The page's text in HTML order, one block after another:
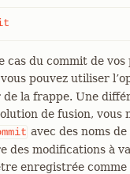
cas du commit de vos
pouvez utiliser
de la frappe. Une
de fusion, vous
avec des noms
des modifications à
enregistrée